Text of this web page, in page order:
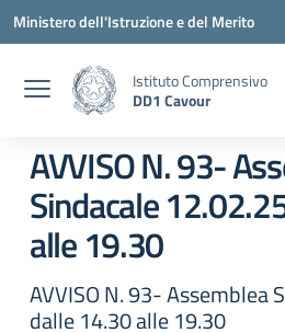
Vai ai contenuti
Vai al menu di navigazione
Vai al footer
Ministero dell'Istruzione e del Merito
Istituto Comprensivo
DD1 Cavour
AVVISO N. 93-
Sindacale
alle 19.30
AVVISO N. 93- Assemblea
dalle 14.30 alle 19.30